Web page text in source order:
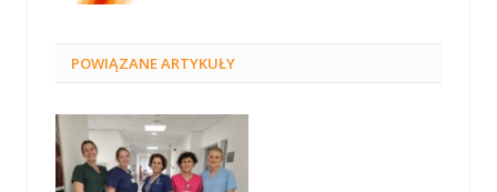
POWIĄZANEARTYKUŁY